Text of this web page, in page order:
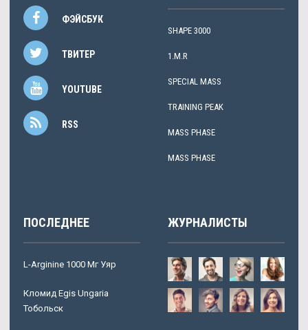
ФЭЙСБУК
ТВИТЕР
YOUTUBE
RSS
SHAPE 3000
1.M.R
SPECIAL MASS
TRAINING PEAK
MASS PHASE
MASS PHASE
ПОСЛЕДНЕЕ
L-Arginine 1000 Мг Уяр
Кломид Egis Ungaria
Тобольск
ЖУРНАЛИСТЫ